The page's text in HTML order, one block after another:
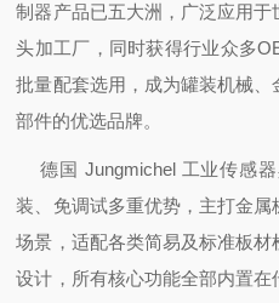
制器产品已五大洲，广泛应用
头加工厂，同时获得行业众多
批量配套选用，成为罐装机械、
部件的优选品牌。
德国 Jungmichel 工业传感
装、免调试多重优势，主打金
场景，适配各类简易及标准板
设计，所有核心功能全部内置